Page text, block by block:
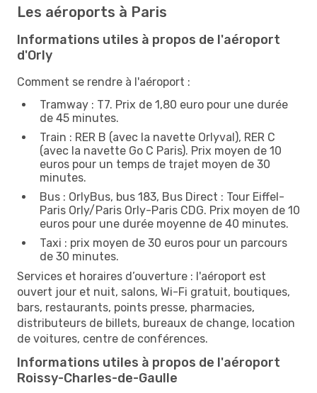
Les aéroports à Paris
Informations utiles à propos de l'aéroport
d'Orly
Comment se rendre à l'aéroport :
Tramway : T7. Prix de 1,80 euro pour une durée
de 45 minutes.
Train : RER B (avec la navette Orlyval), RER C
(avec la navette Go C Paris). Prix moyen de 10
euros pour un temps de trajet moyen de 30
minutes.
Bus : OrlyBus, bus 183, Bus Direct : Tour Eiffel-
Paris Orly/Paris Orly-Paris CDG. Prix moyen de 10
euros pour une durée moyenne de 40 minutes.
Taxi : prix moyen de 30 euros pour un parcours
de 30 minutes.
Services et horaires d’ouverture : l'aéroport est
ouvert jour et nuit, salons, Wi-Fi gratuit, boutiques,
bars, restaurants, points presse, pharmacies,
distributeurs de billets, bureaux de change, location
de voitures, centre de conférences.
Informations utiles à propos de l'aéroport
Roissy-Charles-de-Gaulle